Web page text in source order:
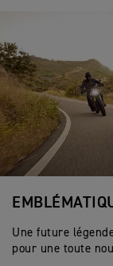
Une future
pour une toute